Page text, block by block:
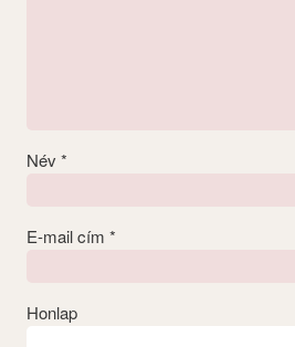
Név *
E-mail cím *
Honlap